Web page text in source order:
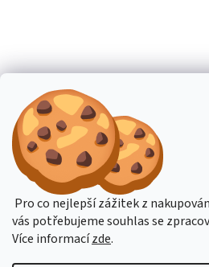
Pro co nejlepší zážitek z
vás potřebujeme souhlas se
Více informacízde.